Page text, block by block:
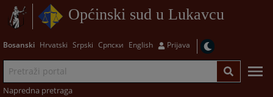
Općinski sud u Lukavcu
Bosanski Hrvatski Srpski Српски English Prijava
Napredna pretraga